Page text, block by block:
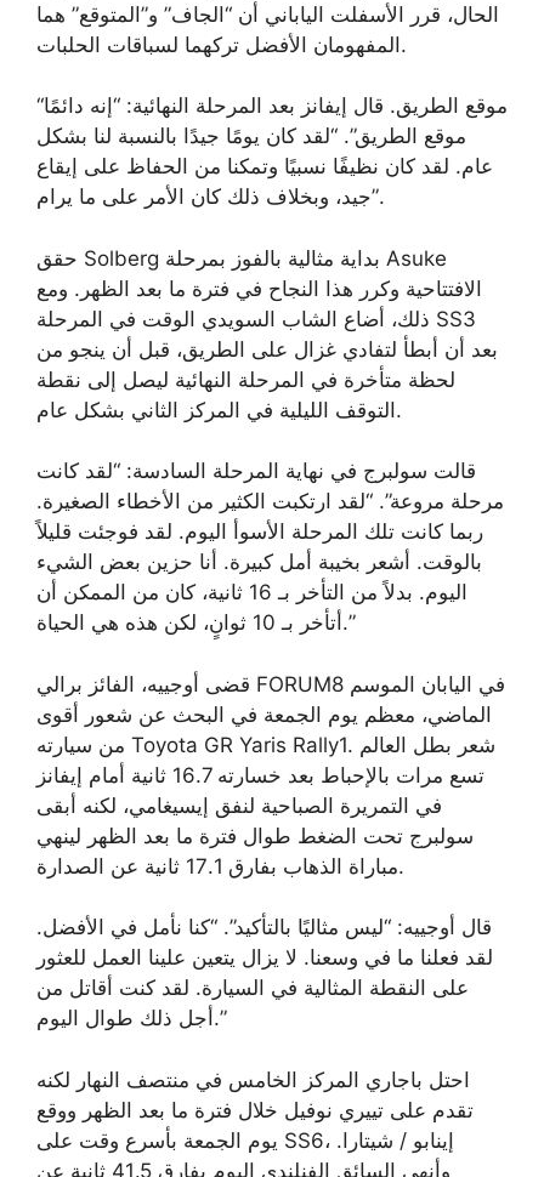
الحال، قرر الأسفلت الياباني أن “الجاف” و”المتوقع” هما
المفهومان الأفضل تركهما لسباقات الحلبات.
“موقع الطريق. قال إيفانز بعد المرحلة النهائية: “إنه دائمًا
موقع الطريق”. “لقد كان يومًا جيدًا بالنسبة لنا بشكل
عام. لقد كان نظيفًا نسبيًا وتمكنا من الحفاظ على إيقاع
جيد، وبخلاف ذلك كان الأمر على ما يرام”.
حقق Solberg بداية مثالية بالفوز بمرحلة Asuke
الافتتاحية وكرر هذا النجاح في فترة ما بعد الظهر. ومع
ذلك، أضاع الشاب السويدي الوقت في المرحلة SS3
بعد أن أبطأ لتفادي غزال على الطريق، قبل أن ينجو من
لحظة متأخرة في المرحلة النهائية ليصل إلى نقطة
التوقف الليلية في المركز الثاني بشكل عام.
قالت سولبرج في نهاية المرحلة السادسة: “لقد كانت
مرحلة مروعة”. “لقد ارتكبت الكثير من الأخطاء الصغيرة.
ربما كانت تلك المرحلة الأسوأ اليوم. لقد فوجئت قليلاً
بالوقت. أشعر بخيبة أمل كبيرة. أنا حزين بعض الشيء
اليوم. بدلاً من التأخر بـ 16 ثانية، كان من الممكن أن
أتأخر بـ 10 ثوانٍ، لكن هذه هي الحياة.”
قضى أوجييه، الفائز برالي FORUM8 في اليابان الموسم
الماضي، معظم يوم الجمعة في البحث عن شعور أقوى
من سيارته Toyota GR Yaris Rally1. شعر بطل العالم
تسع مرات بالإحباط بعد خسارته 16.7 ثانية أمام إيفانز
في التمريرة الصباحية لنفق إيسيغامي، لكنه أبقى
سولبرج تحت الضغط طوال فترة ما بعد الظهر لينهي
مباراة الذهاب بفارق 17.1 ثانية عن الصدارة.
قال أوجييه: “ليس مثاليًا بالتأكيد”. “كنا نأمل في الأفضل.
لقد فعلنا ما في وسعنا. لا يزال يتعين علينا العمل للعثور
على النقطة المثالية في السيارة. لقد كنت أقاتل من
أجل ذلك طوال اليوم.”
احتل باجاري المركز الخامس في منتصف النهار لكنه
تقدم على تييري نوفيل خلال فترة ما بعد الظهر ووقع
يوم الجمعة بأسرع وقت على SS6، إينابو / شيتارا.
وأنهى السائق الفنلندي اليوم بفارق 41.5 ثانية عن